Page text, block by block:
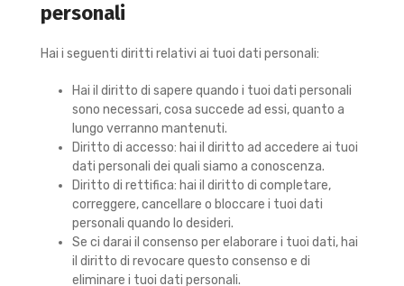
personali
Hai i seguenti diritti relativi ai tuoi dati personali:
Hai il diritto di sapere quando i tuoi dati personali
sono necessari, cosa succede ad essi, quanto a
lungo verranno mantenuti.
Diritto di accesso: hai il diritto ad accedere ai tuoi
dati personali dei quali siamo a conoscenza.
Diritto di rettifica: hai il diritto di completare,
correggere, cancellare o bloccare i tuoi dati
personali quando lo desideri.
Se ci darai il consenso per elaborare i tuoi dati, hai
il diritto di revocare questo consenso e di
eliminare i tuoi dati personali.